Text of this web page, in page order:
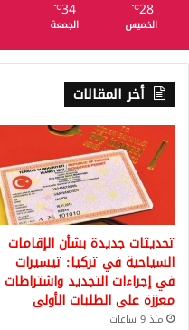
28
℃
الخميس
34
℃
الجمعة
أخر المقالات
تحديثات جديدة بشأن الإقامات
السياحية في تركيا: تيسيرات
في إجراءات التجديد واشتراطات
معززة على الطلبات الأولى
منذ 9 ساعات